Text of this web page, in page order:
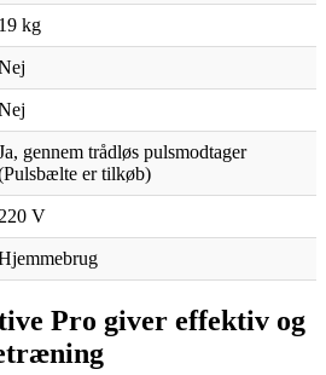
19 kg
gennem trådløs pulsmodtager
er tilkøb)
220 V
Pro giver effektiv og